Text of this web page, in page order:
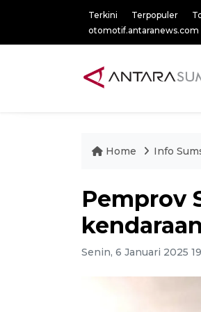
Terkini Terpopuler
otomotif.antaranews.com
Home Info
Pemprov
Senin, 6 Januari 2025